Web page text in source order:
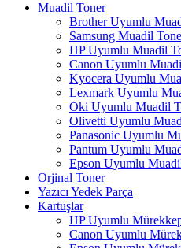
Muadil Toner
Brother Uyumlu
Samsung Muadil
HP Uyumlu Muadil
Canon Uyumlu
Kyocera Uyumlu
Lexmark Uyumlu
Oki Uyumlu Muadil
Olivetti Uyumlu
Panasonic Uyumlu
Pantum Uyumlu
Epson Uyumlu
Orjinal Toner
Yazıcı Yedek Parça
Kartuşlar
HP Uyumlu
Canon Uyumlu